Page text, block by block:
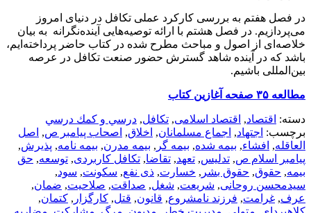
در فصل هفتم به بررسی کارکرد عملی تکافل در دنیای امروز
می‌پردازیم. در فصل هشتم با ارائه توصیه‌هایی آینده‌نگرانه به بیان
خلاصه‌ای از اصول و مباحث مطرح شده در کتاب حاضر پرداخته‌ایم،
باشد که در آینده شاهد گسترش حضور صنعت تکافل در عرصه
بین‌المللی باشیم.
مطالعه ۳۵ صفحه آغازین کتاب
دسته: اقتصاد, اقتصاد اسلامی, تکافل, درسي و كمك درسي
برچسب: اجتهاد, اجماع مسلمانان, اخلاق, اصحاب پیامبر ص, اصل
العاقله, افشاء, بیمه شده, بیمه گر , بیمه مدرن, بیمه نامه, پذیرش,
پیامبر اسلام ص, تدلیس, تعهد, تقاضا, تکافل کاربردی, توسعه, حق
بیمه, حقوق, حقوق بشر , خسارت, ذی نفع, سکونت, سود,
سیدمحسن روحانی, شریعت, شغل, صداقت, صلاحیت, ضمان,
عرف, غرامت, فرزند نامشروع, قانون, قتل, کارگزار , کتمان,